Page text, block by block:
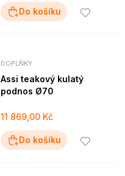
Do košíku
DOPLŇKY
Assi teakový kulatý
podnos Ø70
11 869,00 Kč
Do košíku